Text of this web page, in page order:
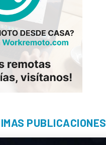
PUBLICACIONES